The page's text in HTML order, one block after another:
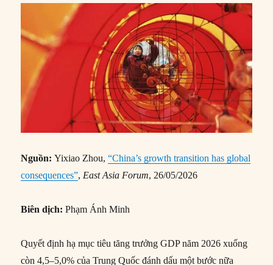
Nguồn:Yixiao Zhou,“China’s growth transition has global
consequences”, East Asia Forum, 26/05/2026
Biên dịch:Phạm Ánh Minh
Quyết định hạ mục tiêu tăng trưởng GDP năm 2026 xuống
còn 4,5–5,0% của Trung Quốc đánh dấu một bước nữa